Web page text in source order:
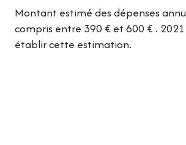
Montant estimé des dépenses
compris entre 390 € et 600 € .
établir cette estimation.